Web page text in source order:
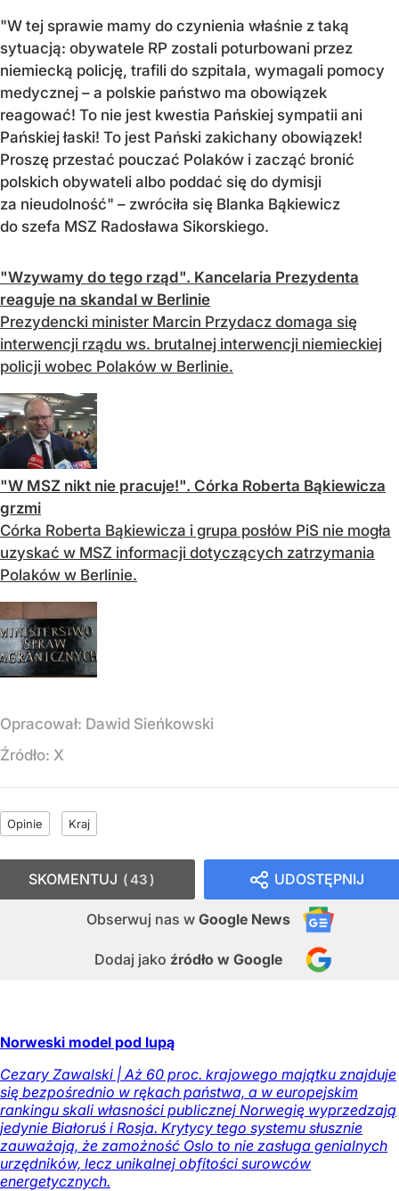
"W tej sprawie mamy do czynienia właśnie z taką
sytuacją: obywatele RP zostali poturbowani przez
niemiecką policję, trafili do szpitala, wymagali pomocy
medycznej – a polskie państwo ma obowiązek
reagować! To nie jest kwestia Pańskiej sympatii ani
Pańskiej łaski! To jest Pański zakichany obowiązek!
Proszę przestać pouczać Polaków i zacząć bronić
polskich obywateli albo poddać się do dymisji
za nieudolność" – zwróciła się Blanka Bąkiewicz
do szefa MSZ Radosława Sikorskiego.
"Wzywamy do tego rząd". Kancelaria Prezydenta
reaguje na skandal w Berlinie
Prezydencki minister Marcin Przydacz domaga się
interwencji rządu ws. brutalnej interwencji niemieckiej
policji wobec Polaków w Berlinie.
"W MSZ nikt nie pracuje!". Córka Roberta Bąkiewicza
grzmi
Córka Roberta Bąkiewicza i grupa posłów PiS nie mogła
uzyskać w MSZ informacji dotyczących zatrzymania
Polaków w Berlinie.
Opracował: Dawid Sieńkowski
Źródło: X
Opinie Kraj
UDOSTĘPNIJ
Obserwuj nas w Google News
Dodaj jako źródło w Google
SKOMENTUJ 43
Norweski model pod lupą
Cezary Zawalski | Aż 60 proc. krajowego majątku znajduje
się bezpośrednio w rękach państwa, a w europejskim
rankingu skali własności publicznej Norwegię wyprzedzają
jedynie Białoruś i Rosja. Krytycy tego systemu słusznie
zauważają, że zamożność Oslo to nie zasługa genialnych
urzędników, lecz unikalnej obfitości surowców
energetycznych.